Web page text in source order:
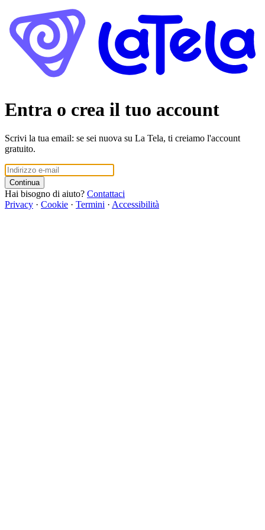
Entra o crea il tuo account
Scrivi la tua email: se sei nuova su La Tela, ti creiamo l'account
gratuito.
Continua
Hai bisogno di aiuto? Contattaci
Privacy · Cookie · Termini · Accessibilità